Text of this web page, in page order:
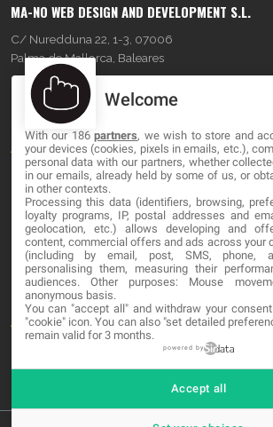
MA-NO WEB DESIGN AND DEVELOPMENT S.L.
C/ Nuredduna 22, 1-3, 07006
Palma de Mallorca, Baleares
OUR COMPANY
About
Blog
Contact
LEGAL
Cookies
Avviso Legale
Welcome
With our 186partners, we wish to store and
your devices (cookies, pixels in emails, etc.),
personal data with our partners, whether
in our emails, already held by some of us, or
in other contexts.
Processing this data (identifiers, browsing,
loyalty programs, IP, postal addresses and
geolocation, etc.) allows developing and
content, commercial offers and ads across your
(including by email, post, SMS, phone,
personalising them, measuring their
audiences. Other purposes: Mouse
anonymous basis.
You can "accept all" and withdraw your
"cookie" icon. You can also "set detailed
remain valid for 3 months.
powered by
Accept all